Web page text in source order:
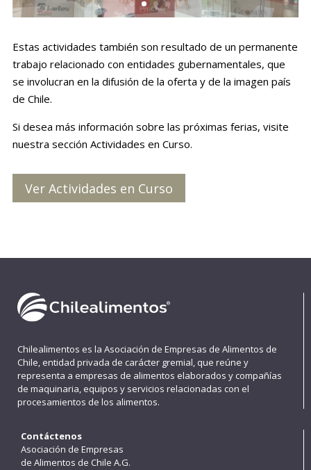
Estas actividades también son resultado de un permanente
trabajo relacionado con entidades gubernamentales, que
se involucran en la difusión de la oferta y de la imagen país
de Chile.
Si desea más información sobre las próximas ferias, visite
nuestra sección Actividades en Curso.
Ver Actividades en Curso
Chilealimentos es la Asociación de Empresas de Alimentos de
Chile, entidad privada de carácter gremial, que reúne y
representa a empresas de alimentos elaborados y compañías
de maquinaria, equipos y servicios relacionadas con el
procesamientos de los alimentos.
Contáctenos
Asociación de Empresas
de Alimentos de Chile A.G.